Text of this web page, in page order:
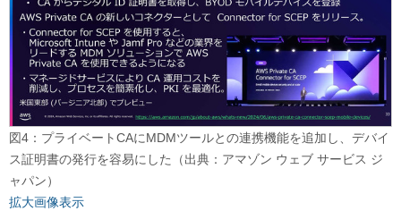
図4：プライベートCAにMDMツールとの連携機能を追加し、デバイ
ス証明書の発行を容易にした（出典：アマゾン ウェブ サービス ジ
ャパン）
拡大画像表示